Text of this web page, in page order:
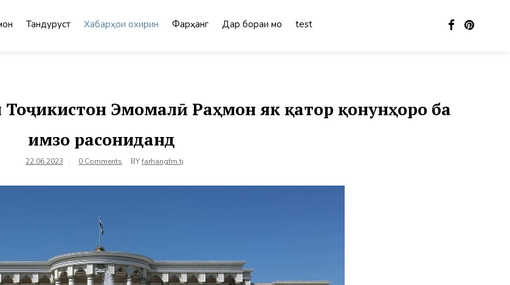
Тандурустӣ Хабарҳои охирин Фарҳанг Дар бораи мо test
Эмомалӣ Раҳмон як қатор қонунҳоро ба
имзо расониданд
22.06.2023 0 Comments BYfarhangfm.tj